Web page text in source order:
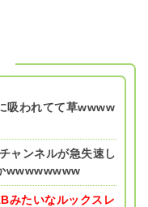
吸われてて草wwww
ャンネルが急失速し
wwwwwwww
みたいなルックスレ